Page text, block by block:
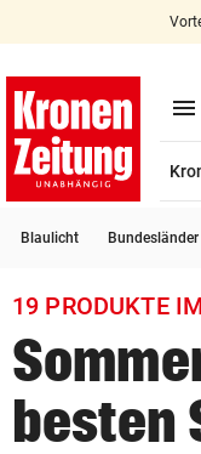
account_circle Anmelden
search
Suchbegriff
eingeben
menu
Blaulicht Bundesländer
19 PRODUKTE
besten